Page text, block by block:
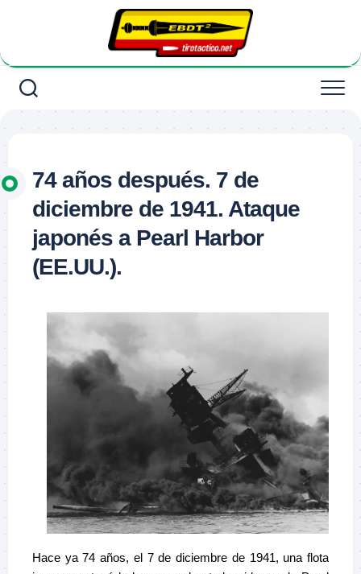
74 años después. 7 de
diciembre de 1941. Ataque
japonés a Pearl Harbor
(EE.UU.).
Hace ya 74 años, el 7 de diciembre de 1941, una flota